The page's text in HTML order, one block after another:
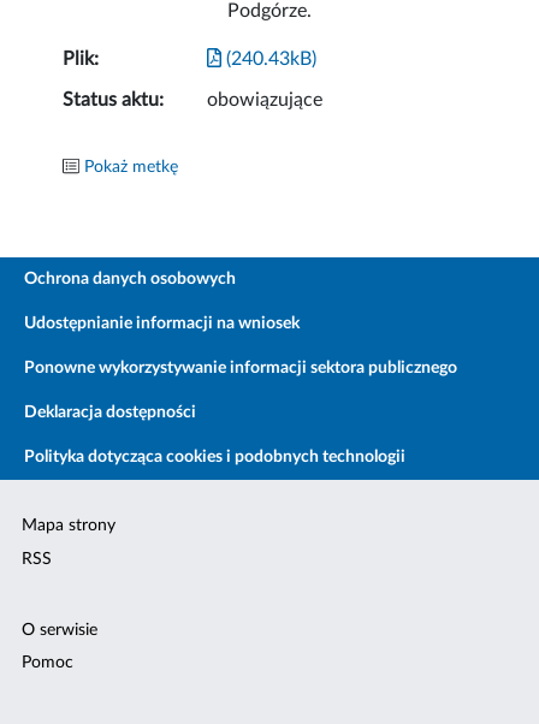
Podgórze.
Plik: (240.43kB)
Status aktu: obowiązujące
Pokaż metkę
Ochrona danych osobowych
Udostępnianie informacji na wniosek
Ponowne wykorzystywanie informacji sektora publicznego
Deklaracja dostępności
Polityka dotycząca cookies i podobnych technologii
Mapa strony
RSS
O serwisie
Pomoc